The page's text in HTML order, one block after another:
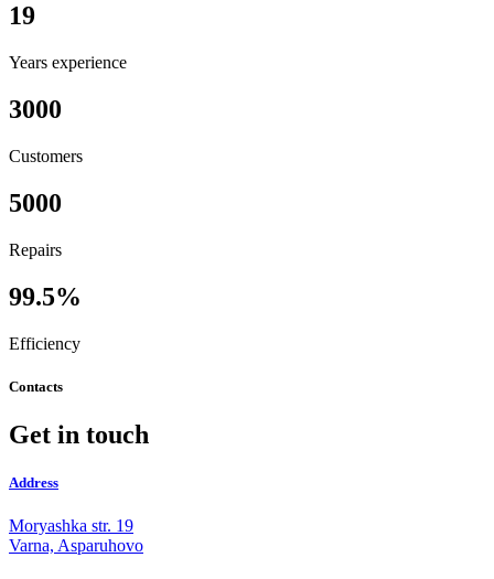
19
Years experience
3000
Customers
5000
Repairs
99.5%
Efficiency
Contacts
Get in touch
Address
Moryashka str. 19
Varna, Asparuhovo